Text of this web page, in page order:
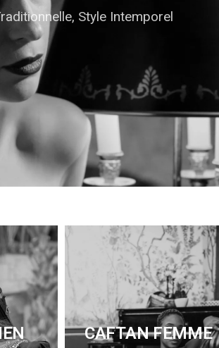
Style Intemporel
CAFTAN FEMME